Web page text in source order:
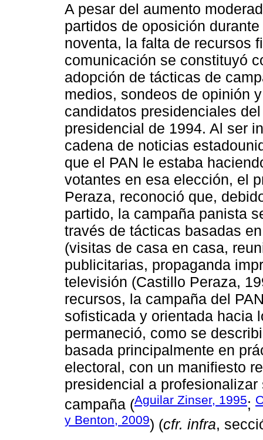
A pesar del aumento
partidos de oposición
noventa, la falta de recursos
comunicación se constituyó
adopción de tácticas de
medios, sondeos de opinión
candidatos presidenciales
presidencial de 1994. Al ser
cadena de noticias
que el PAN le estaba
votantes en esa elección, el
Peraza, reconoció que,
partido, la campaña panista
través de tácticas basadas
(visitas de casa en casa,
publicitarias, propaganda
televisión (Castillo Peraza,
recursos, la campaña del
sofisticada y orientada hacia
permaneció, como se
basada principalmente en
electoral, con un manifiesto
presidencial a
campaña (Aguilar Zinser, 1995;
y Benton, 2009) (cfr. infra,